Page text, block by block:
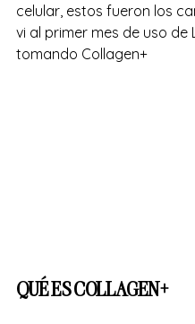
celular, estos fueron los
vi al primer mes de uso de
tomando Collagen+
QUÉ ES COLLAGEN+